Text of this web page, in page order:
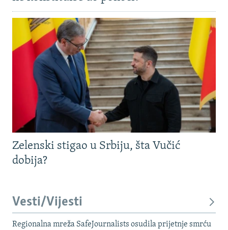
Zelenski stigao u Srbiju, šta Vučić
dobija?
Vesti/Vijesti
Regionalna mreža SafeJournalists osudila prijetnje smrću